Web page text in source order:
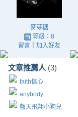
麥芽糖
等級：8
留言｜ 加入好友
文章推薦人 (3)
faith信心
anybody
藍天飛翔小狗兒